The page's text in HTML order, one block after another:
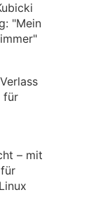
"Mein
für
– mit